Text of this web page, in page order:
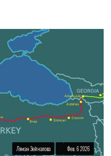
Ляман Зейналова Фев. 6 2026